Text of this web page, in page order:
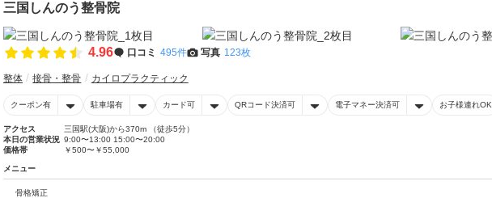
三国しんのう整骨院
4.96 口コミ 495件 写真 123枚
整体 接骨・整骨 カイロプラクティック
クーポン有 駐車場有 カード可 QRコード決済可 電子マネー決済可 お子様連れOK
アクセス
三国駅(大阪)から370m （徒歩5分）
本日の営業状況 9:00〜13:00 15:00〜20:00
価格帯
￥500〜￥55,000
メニュー
骨格矯正